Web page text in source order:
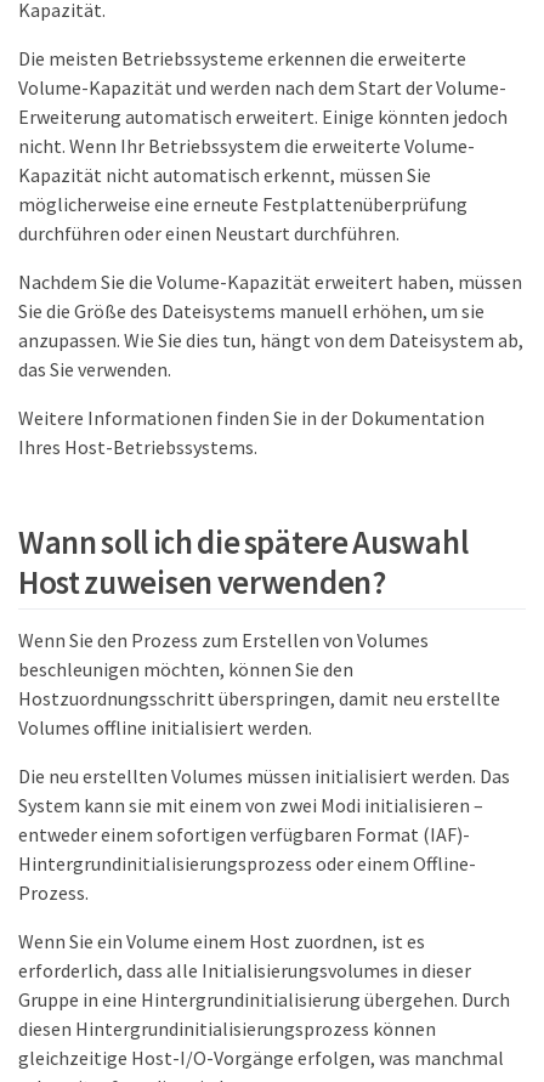
Kapazität.
Die meisten Betriebssysteme erkennen die erweiterte
Volume-Kapazität und werden nach dem Start der Volume-
Erweiterung automatisch erweitert. Einige könnten jedoch
nicht. Wenn Ihr Betriebssystem die erweiterte Volume-
Kapazität nicht automatisch erkennt, müssen Sie
möglicherweise eine erneute Festplattenüberprüfung
durchführen oder einen Neustart durchführen.
Nachdem Sie die Volume-Kapazität erweitert haben, müssen
Sie die Größe des Dateisystems manuell erhöhen, um sie
anzupassen. Wie Sie dies tun, hängt von dem Dateisystem ab,
das Sie verwenden.
Weitere Informationen finden Sie in der Dokumentation
Ihres Host-Betriebssystems.
Wann soll ich die spätere Auswahl
Host zuweisen verwenden?
Wenn Sie den Prozess zum Erstellen von Volumes
beschleunigen möchten, können Sie den
Hostzuordnungsschritt überspringen, damit neu erstellte
Volumes offline initialisiert werden.
Die neu erstellten Volumes müssen initialisiert werden. Das
System kann sie mit einem von zwei Modi initialisieren –
entweder einem sofortigen verfügbaren Format (IAF)-
Hintergrundinitialisierungsprozess oder einem Offline-
Prozess.
Wenn Sie ein Volume einem Host zuordnen, ist es
erforderlich, dass alle Initialisierungsvolumes in dieser
Gruppe in eine Hintergrundinitialisierung übergehen. Durch
diesen Hintergrundinitialisierungsprozess können
gleichzeitige Host-I/O-Vorgänge erfolgen, was manchmal